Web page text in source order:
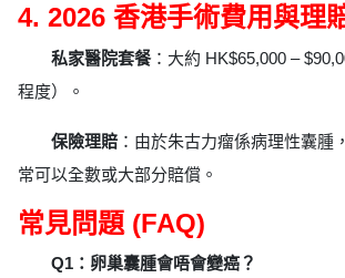
4. 2026 香港手術費用與理
私家醫院套餐：大約 HK$65,000 –
程度）。
保險理賠 ：由於朱古力瘤係病理性囊腫
常可以全數或大部分賠償。
常見問題 (FAQ)
Q1：卵巢囊腫會唔會變癌？